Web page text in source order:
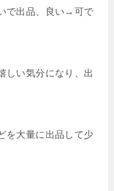
で出品、良い→可で
しい気分になり、出
を大量に出品して少